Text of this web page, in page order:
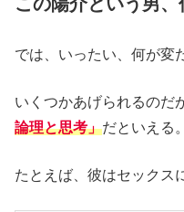
では、いったい、何が変
いくつかあげられるのだ
論理と思考」だといえる。
たとえば、彼はセックス